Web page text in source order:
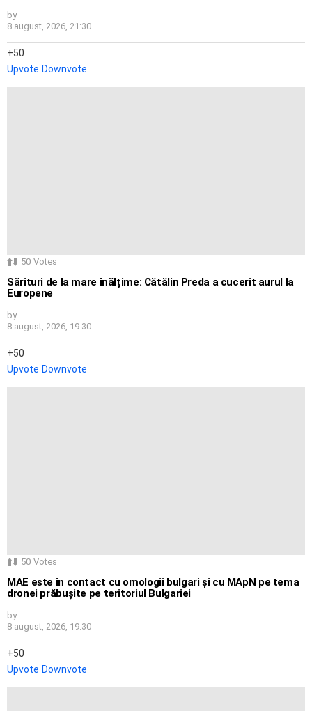
by
8 august, 2026, 21:30
50
Upvote Downvote
50 Votes
Sărituri de la mare înălțime: Cătălin Preda a cucerit aurul la
Europene
by
8 august, 2026, 19:30
50
Upvote Downvote
50 Votes
MAE este în contact cu omologii bulgari și cu MApN pe tema
dronei prăbușite pe teritoriul Bulgariei
by
8 august, 2026, 19:30
50
Upvote Downvote